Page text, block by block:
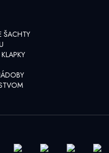
ŠACHTY